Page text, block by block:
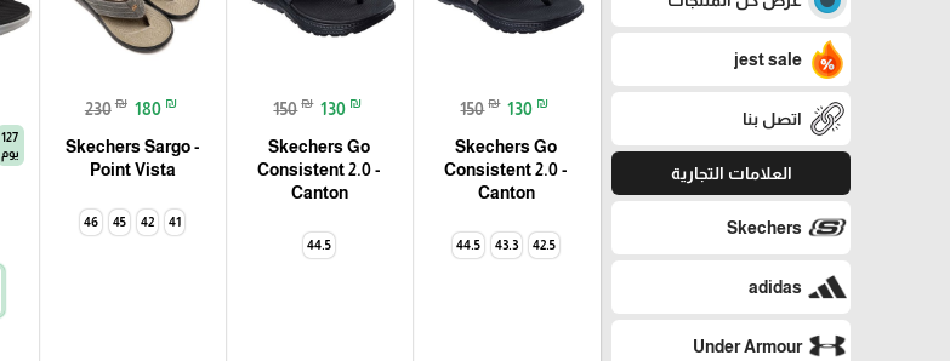
jest sale
اتصل بنا
العلامات التجارية
Skechers
adidas
Under Armour
150 ₪ 130 ₪
Skechers Go
Consistent 2.0 -
Canton
42.5
43.3
44.5
150 ₪ 130 ₪
Skechers Go
Consistent 2.0 -
Canton
44.5
230 ₪ 180 ₪
Skechers Sargo -
Point Vista
41
42
45
46
127
يوم